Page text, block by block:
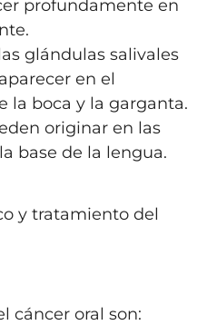
profundamente en
glándulas salivales
en el
la boca y la garganta.
originar en las
base de la lengua.
y tratamiento del
cáncer oral son: